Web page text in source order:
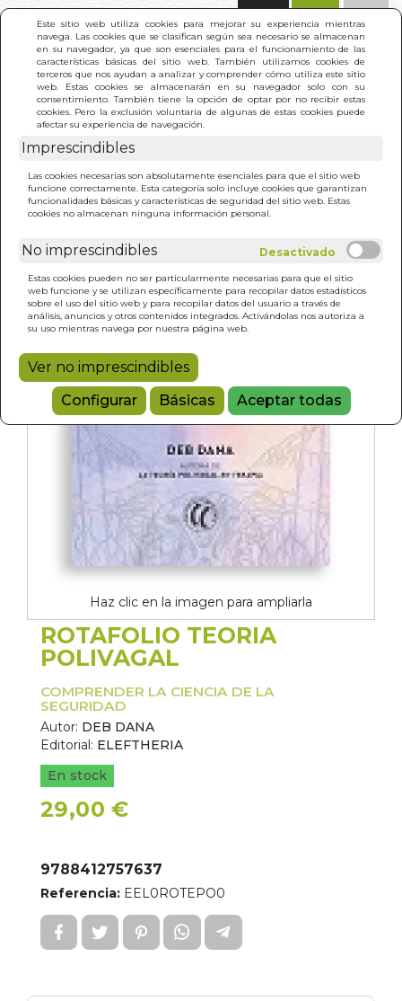
Este sitio web utiliza cookies para mejorar su experiencia mientras
navega. Las cookies que se clasifican según sea necesario se almacenan
en su navegador, ya que son esenciales para el funcionamiento de las
características básicas del sitio web. También utilizamos cookies de
terceros que nos ayudan a analizar y comprender cómo utiliza este sitio
web. Estas cookies se almacenarán en su navegador solo con su
consentimiento. También tiene la opción de optar por no recibir estas
cookies. Pero la exclusión voluntaria de algunas de estas cookies puede
afectar su experiencia de navegación.
Imprescindibles
Las cookies necesarias son absolutamente esenciales para que el sitio web
funcione correctamente. Esta categoría solo incluye cookies que garantizan
funcionalidades básicas y características de seguridad del sitio web. Estas
cookies no almacenan ninguna información personal.
No imprescindibles
Estas cookies pueden no ser particularmente necesarias para que el sitio
web funcione y se utilizan específicamente para recopilar datos estadísticos
sobre el uso del sitio web y para recopilar datos del usuario a través de
análisis, anuncios y otros contenidos integrados. Activándolas nos autoriza a
su uso mientras navega por nuestra página web.
Ver no imprescindibles
Configurar
Básicas Aceptar todas
INICIO > ROTAFOLIO TEORIA POLIVAGAL
Haz clic en la imagen para ampliarla
ROTAFOLIO TEORIA
POLIVAGAL
COMPRENDER LA CIENCIA DE LA
SEGURIDAD
Autor: DEB DANA
Editorial: ELEFTHERIA
En stock
29,00 €
9788412757637
Referencia: EEL0ROTEPO0